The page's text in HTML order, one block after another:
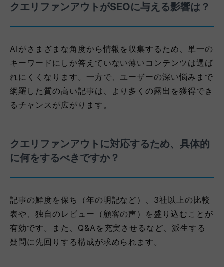
クエリファンアウトがSEOに与える影響は？
AIがさまざまな角度から情報を収集するため、単一の
キーワードにしか答えていない薄いコンテンツは選ば
れにくくなります。一方で、ユーザーの深い悩みまで
網羅した質の高い記事は、より多くの露出を獲得でき
るチャンスが広がります。
クエリファンアウトに対応するため、具体的
に何をするべきですか？
記事の鮮度を保ち（年の明記など）、3社以上の比較
表や、独自のレビュー（顧客の声）を盛り込むことが
有効です。また、Q&Aを充実させるなど、派生する
疑問に先回りする構成が求められます。